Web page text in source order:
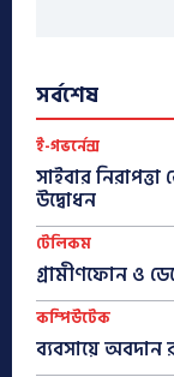
সর্বশেষ
ই-গভর্নেন্স
সাইবার
উদ্বোধন
টেলিকম
গ্রামীণফোন ও
কম্পিউটেক
ব্যবসায়ে অবদান